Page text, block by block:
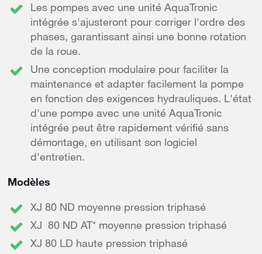
Les pompes avec une unité AquaTronic
intégrée s'ajusteront pour corriger l'ordre des
phases, garantissant ainsi une bonne rotation
de la roue.
Une conception modulaire pour faciliter la
maintenance et adapter facilement la pompe
en fonction des exigences hydrauliques. L'état
d'une pompe avec une unité AquaTronic
intégrée peut être rapidement vérifié sans
démontage, en utilisant son logiciel
d'entretien.
Modèles
XJ 80 ND moyenne pression triphasé
XJ 80 ND AT* moyenne pression triphasé
XJ 80 LD haute pression triphasé